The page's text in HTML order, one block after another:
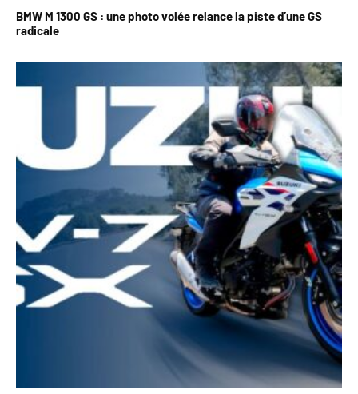
BMW M 1300 GS : une photo volée relance la piste d’une GS
radicale